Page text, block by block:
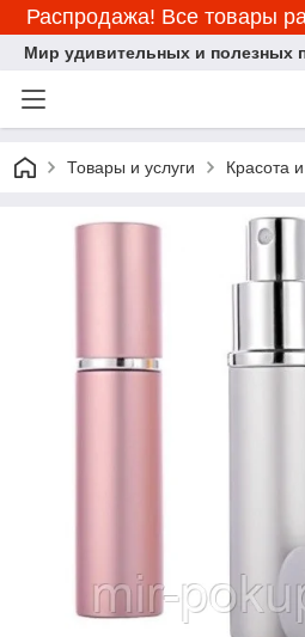
Распродажа! Все товары
Мир удивительных и полезных
Товары и услуги Красота